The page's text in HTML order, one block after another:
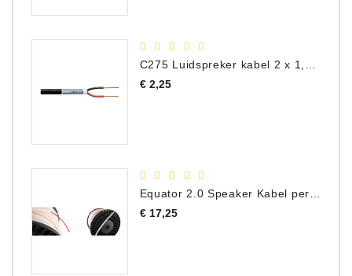
€ 2,25Prijs
Equator 2.0 Speaker Kabel per meter
€ 17,25Prijs